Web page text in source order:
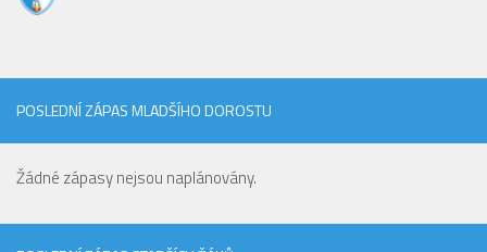
POSLEDNÍ ZÁPAS MLADŠÍHO DOROSTU
Žádné zápasy nejsou naplánovány.